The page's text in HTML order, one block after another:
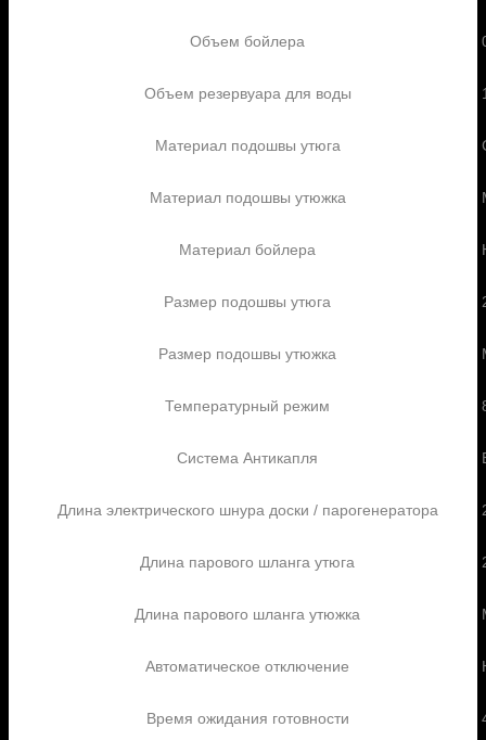
Объем бойлера
Объем резервуара для воды
Материал подошвы утюга
Материал подошвы утюжка
Материал бойлера
Размер подошвы утюга
Размер подошвы утюжка
Температурный режим
Система Антикапля
Длина электрического шнура доски / парогенератора
Длина парового шланга утюга
Длина парового шланга утюжка
Автоматическое отключение
Время ожидания готовности